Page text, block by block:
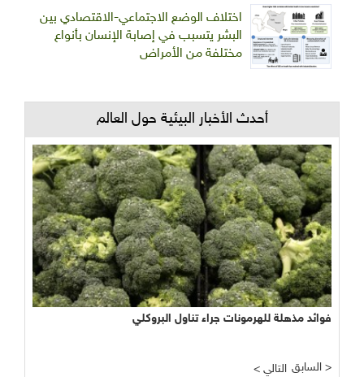
اختلاف الوضع الاجتماعي-الاقتصادي بين
البشر يتسبب في إصابة الإنسان بأنواع
مختلفة من الأمراض
أحدث الأخبار البيئية حول العالم
فوائد مذهلة للهرمونات جراء تناول البروكلي
< التالي السابق >